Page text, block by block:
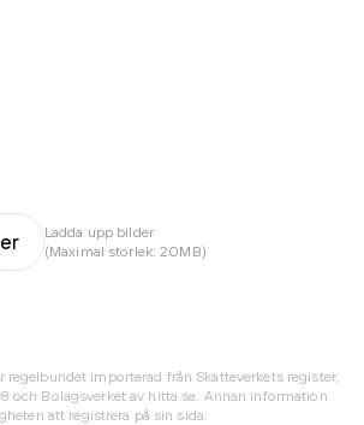
Ladda upp bilder
(Maximal storlek: 20MB)
regelbundet importerad från Skatteverkets register,
och Bolagsverket av hitta.se. Annan information
att registrera på sin sida.